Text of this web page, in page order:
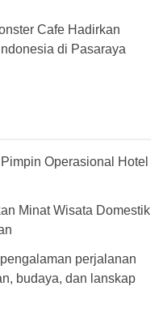
Cafe Hadirkan
di Pasaraya
Operasional Hotel
Minat Wisata Domestik
perjalanan
budaya, dan lanskap